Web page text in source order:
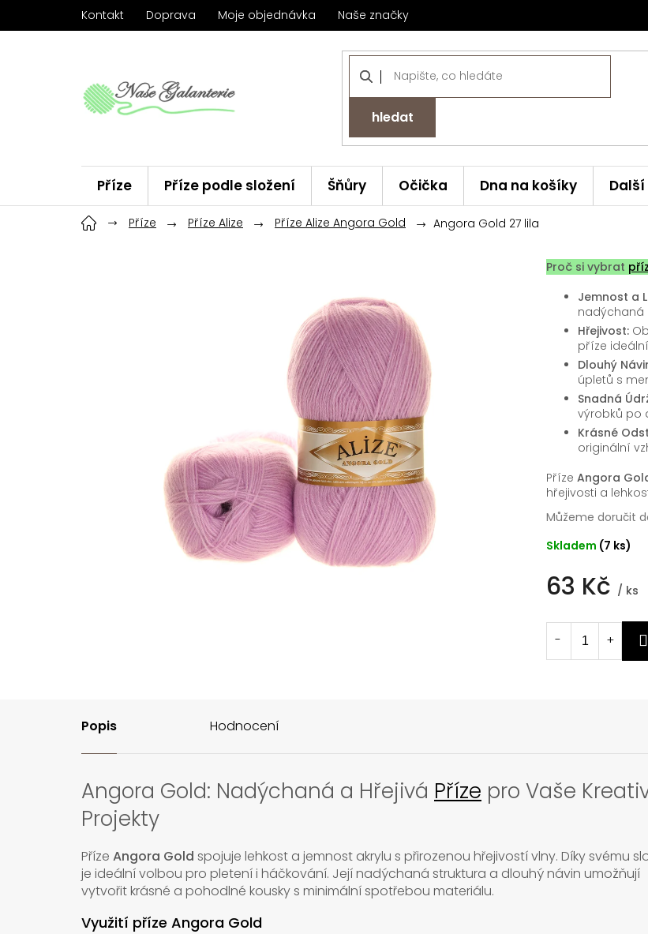
Kontakt Doprava Moje objednávka Naše značky
hledat
Příze Příze podle složení Šňůry Očička Dna na košíky
Háčky ChiaoGoo Značky
Příze Příze Alize Příze Alize Angora Gold Angora Gold 27 lila
63 Kč / ks
cena:
Skladem (7 ks)
Můžeme doručit
Proč si vybrat
Jemnost a
nadýchaná
Hřejivost:
příze
Dlouhý
úpletů s
Snadná
výrobků po
Krásné
originální
Příze Angora
hřejivosti a
Popis Hodnocení
Angora Gold: Nadýchaná a Hřejivá Příze pro Vaše
Projekty
Příze Angora Gold spojuje lehkost a jemnost akrylu s přirozenou hřejivostí vlny. Díky svému
je ideální volbou pro pletení i háčkování. Její nadýchaná struktura a dlouhý návin umožňují
vytvořit krásné a pohodlné kousky s minimální spotřebou materiálu.
Využití příze Angora Gold